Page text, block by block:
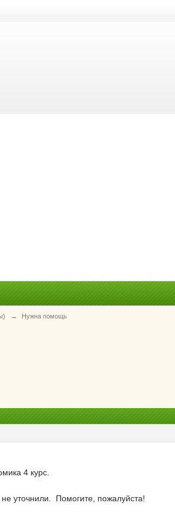
→ Нужна помощь
4 курс.
не уточнили. Помогите, пожалуйста!